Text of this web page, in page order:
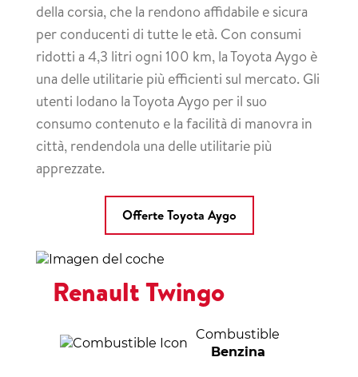
della corsia, che la rendono affidabile e sicura
per conducenti di tutte le età. Con consumi
ridotti a 4,3 litri ogni 100 km, la Toyota Aygo è
una delle utilitarie più efficienti sul mercato. Gli
utenti lodano la Toyota Aygo per il suo
consumo contenuto e la facilità di manovra in
città, rendendola una delle utilitarie più
apprezzate.
Offerte Toyota Aygo
Renault Twingo
Combustible
Benzina